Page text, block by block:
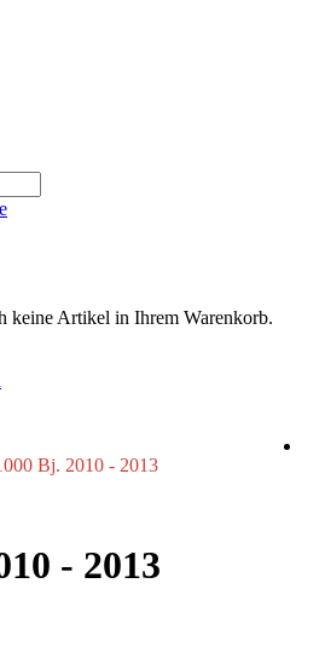
keine Artikel in Ihrem Warenkorb.
Bj. 2010 - 2013
- 2013